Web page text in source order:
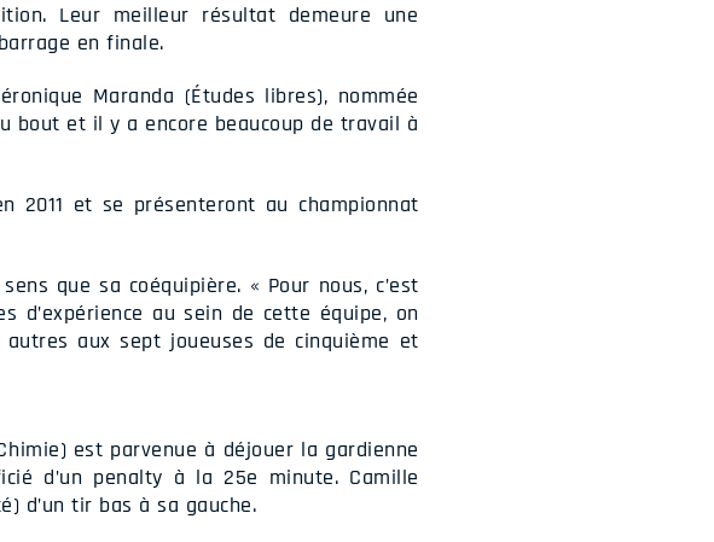
Leur meilleur résultat demeure une
en finale.
Maranda (Études libres), nommée
bout et il y a encore beaucoup de travail à
2011 et se présenteront au championnat
que sa coéquipière. « Pour nous, c’est
d’expérience au sein de cette équipe, on
aux sept joueuses de cinquième et
est parvenue à déjouer la gardienne
d’un penalty à la 25e minute. Camille
d’un tir bas à sa gauche.